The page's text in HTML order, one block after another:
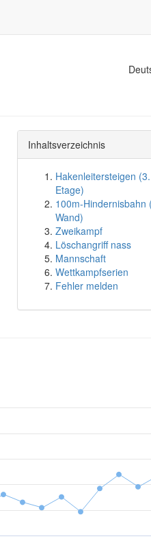
Inhaltsverzeichnis
Hakenleitersteigen (3.
Etage)
100m-Hindernisbahn
Wand)
Zweikampf
Löschangriff nass
Mannschaft
Wettkampfserien
Fehler melden